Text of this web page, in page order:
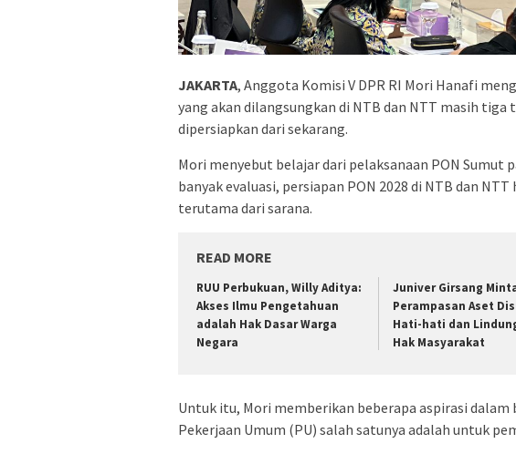
JAKARTA, Anggota Komisi V DPR RI Mori Hanafi
yang akan dilangsungkan di NTB dan NTT masih tiga
dipersiapkan dari sekarang.
Mori menyebut belajar dari pelaksanaan PON Sumut
banyak evaluasi, persiapan PON 2028 di NTB dan
terutama dari sarana.
READ MORE
RUU Perbukuan, Willy Aditya:
Akses Ilmu Pengetahuan
adalah Hak Dasar Warga
Negara
Juniver Girsang
Perampasan Aset
Hati-hati dan
Hak Masyarakat
Untuk itu, Mori memberikan beberapa aspirasi
Pekerjaan Umum (PU) salah satunya adalah untuk